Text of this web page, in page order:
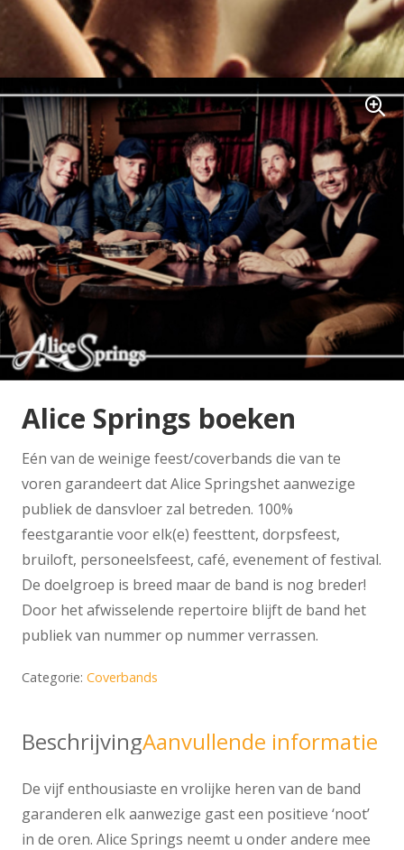
Alice Springs boeken
Eén van de weinige feest/coverbands die van te
voren garandeert dat Alice Springshet aanwezige
publiek de dansvloer zal betreden. 100%
feestgarantie voor elk(e) feesttent, dorpsfeest,
bruiloft, personeelsfeest, café, evenement of festival.
De doelgroep is breed maar de band is nog breder!
Door het afwisselende repertoire blijft de band het
publiek van nummer op nummer verrassen.
Categorie: Coverbands
BeschrijvingAanvullende informatie
De vijf enthousiaste en vrolijke heren van de band
garanderen elk aanwezige gast een positieve ‘noot’
in de oren. Alice Springs neemt u onder andere mee